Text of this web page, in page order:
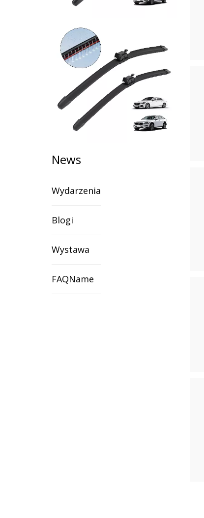
News
Wydarzenia
Blogi
Wystawa
FAQName